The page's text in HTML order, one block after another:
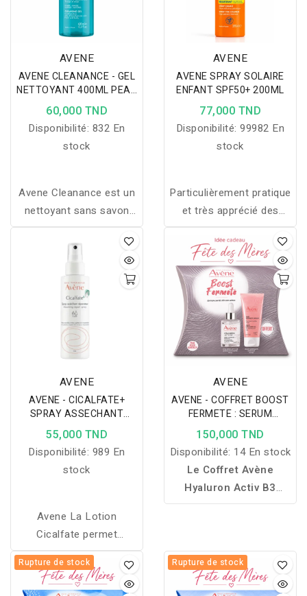
AVENE
AVENE CLEANANCE - GEL
NETTOYANT 400ML PEAU
MIXTE A GRASSE
60,000 TND
Disponibilité: 832 En
stock
Avene Cleanance est un
nettoyant sans savon
pour Visage et corps
permet de nettoyer
délicatement votre peau
grâce à sa base lavante
douce.
AVENE
AVENE SPRAY SOLAIRE
ENFANT SPF50+ 200ML
77,000 TND
Disponibilité:99982 En
stock
Particulièrement pratique
et très apprécié des
mamans, le spray très
haute protection spécial
enfant est le produit
parfait pour une
application facile et une
protection efficace de la
peau délicate des
enfants.
AVENE
AVENE - CICALFATE+
SPRAY ASSECHANT
APAISANT 100ML
55,000 TND
Disponibilité: 989 En
stock
Avene La Lotion
Cicalfate permet
d'assècher, réparer et
assainir votre peau.
Agents réparateurs et
AVENE
AVENE - COFFRET BOOST
FERMETE : SERUM
HYALURON ACTIV B3 +
GELÉE GOMMANTE
DOUCEUR 50ML OFFERTE
150,000 TND
Disponibilité: 14 En stock
Le Coffret Avène
Hyaluron Activ B3
hydrate, lisse et aide à
ferme, lumineuse et
revitalisée.
Rupture de stock Rupture de stock